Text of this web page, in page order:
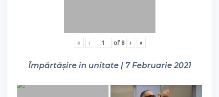
« ‹ of 8 › »
Împărtășire în unitate | 7 Februarie 2021